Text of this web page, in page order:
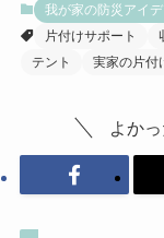
我が家の防災アイ
片付けサポート
テント
実家の片付
よか